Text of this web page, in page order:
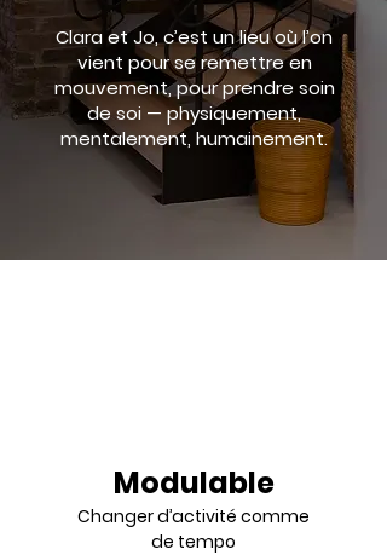
Clara et Jo, c’est un lieu où l’on
vient pour se remettre en
mouvement, pour prendre soin
de soi — physiquement,
mentalement, humainement.
Modulable
Changer d’activité comme
de tempo